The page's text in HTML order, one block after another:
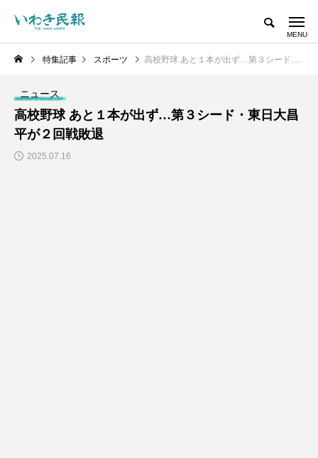
特集記事 スポーツ 高校野球 あと１本が出ず…第３シード・東日大昌平が２回戦敗退
ニュース
高校野球 あと１本が出ず…第３シード・東日大昌
平が２回戦敗退
2025.07.16